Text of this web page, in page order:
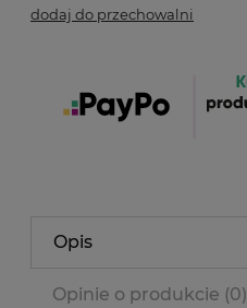
dodaj do przechowalni
Opis
Opinie o produkcie (0)